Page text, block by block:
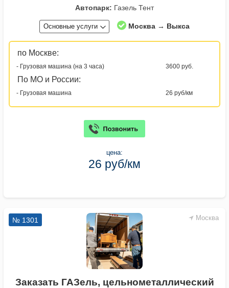
Автопарк: Газель Тент
Основные услуги Москва → Выкса
по Москве:
- Грузовая машина (на 3 часа) 3600 руб.
По МО и России:
- Грузовая машина 26 руб/км
цена:
26 руб/км
Москва
№ 1301
Заказать ГАЗель, цельнометаллический